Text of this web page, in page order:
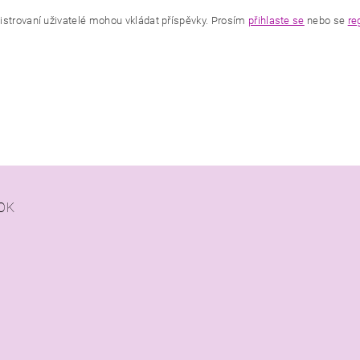
uživatelé mohou vkládat příspěvky. Prosím přihlaste se nebo se